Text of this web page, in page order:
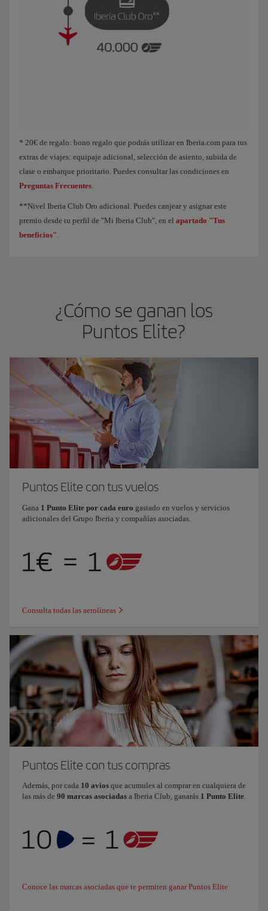
* 20€ de regalo: bono regalo que podrás utilizar en Iberia.com para tus
extras de viajes: equipaje adicional, selección de asiento, subida de
clase o embarque prioritario. Puedes consultar las condiciones en
Preguntas Frecuentes
**Nivel Iberia Club Oro adicional. Puedes canjear y asignar este
premio desde tu perfil de "Mi Iberia Club", en el apartado "Tus
beneficios"
¿Cómo se ganan los
Puntos Elite?
Puntos Elite con tus vuelos
Gana 1 Punto Elite por cada euro gastado en vuelos y servicios
adicionales del Grupo Iberia y compañías asociadas.
Consulta todas las aerolíneas
Puntos Elite con tus compras
Además, por cada 10 avios que acumules al comprar en cualquiera de
las más de 90 marcas asociadas a Iberia Club, ganarás 1 Punto Elite.
Conoce las marcas asociadas que te permiten ganar Puntos Elite